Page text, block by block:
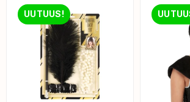
UUTUUS!